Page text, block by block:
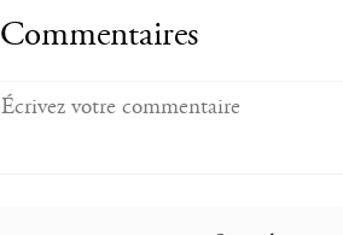
Commentaires